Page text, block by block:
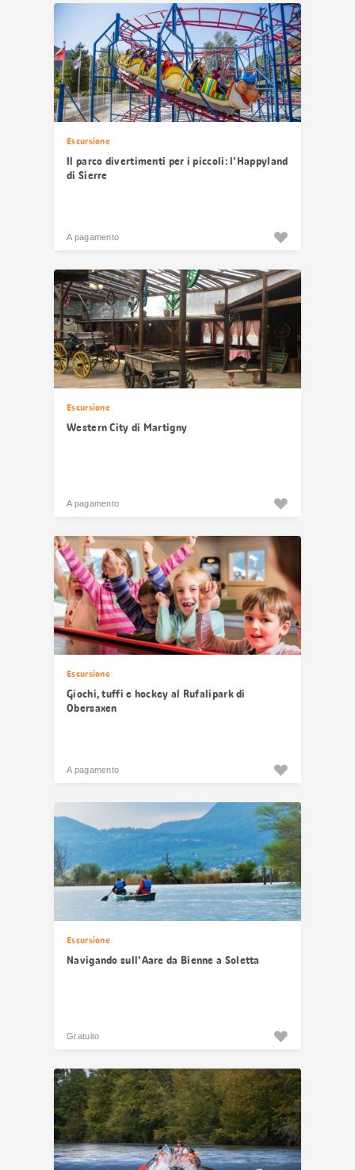
Escursione
Il parco divertimenti per i piccoli: l'Happyland
di Sierre
A pagamento
Escursione
Western City di Martigny
A pagamento
Escursione
Giochi, tuffi e hockey al Rufalipark di
Obersaxen
A pagamento
Escursione
Navigando sull'Aare da Bienne a Soletta
Gratuito